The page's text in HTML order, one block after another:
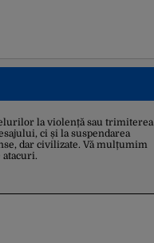
la violență sau trimiterea
ci și la suspendarea
dar civilizate. Vă mulțumim